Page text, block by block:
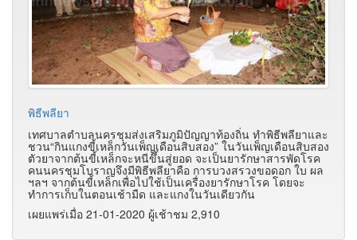
พิธีพลียา
เทศบาลตำบลนครชุมส่งเสริมภูมิปัญญาท้องถิ่น ทำพิธีพลียาและ
ชวน“กินแกงขี้เหล็กวันเพ็ญเดือนสิบสอง” ในวันเพ็ญเดือนสิบสอง
ตัวยาจากต้นขี้เหล็กจะหนีขึ้นสู่ยอด จะเป็นยารักษาสารพัดโรค
คนนครชุมโบราญจึงมีพิธีพลียาคือ การบวงสรวงขอดอก ใบ ผล
ฯลฯ จากต้นขี้เหล็กเพื่อไปใช้เป็นเครื่องยารักษาโรค โดยจะ
ทำการเก็บในตอนเช้ามืด และแกงในวันเดียวกัน
เผยแพร่เมื่อ 21-01-2020 ผู้เช้าชม 2,910